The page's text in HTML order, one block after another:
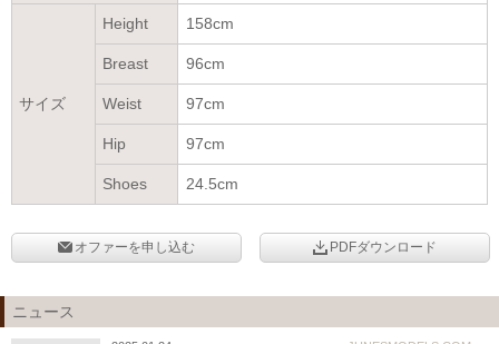
サイズ
Height 158cm
Breast 96cm
Weist 97cm
Hip 97cm
Shoes 24.5cm
オファーを申し込む PDFダウンロード
ニュース